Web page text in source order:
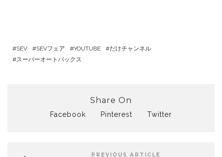
SEV SEVフェア YOUTUBE
だけチャンネル
スーパーオートバックス
Share On
Facebook Pinterest Twitter
PREVIOUS ARTICLE